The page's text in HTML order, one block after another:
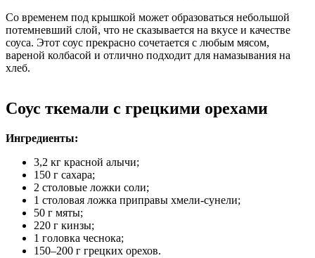
Со временем под крышкой может образоваться небольшой
потемневший слой, что не сказывается на вкусе и качестве
соуса. Этот соус прекрасно сочетается с любым мясом,
вареной колбасой и отлично подходит для намазывания на
хлеб.
Соус ткемали с грецкими орехами
Ингредиенты:
3,2 кг красной алычи;
150 г сахара;
2 столовые ложки соли;
1 столовая ложка приправы хмели-сунели;
50 г мяты;
220 г кинзы;
1 головка чеснока;
150–200 г грецких орехов.